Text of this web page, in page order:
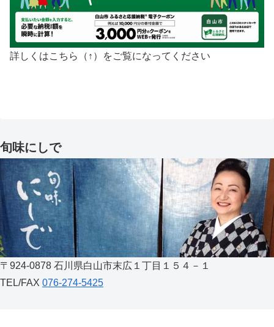
詳しくはこちら（↑）をご覧になってください
旬味にしで
〒924-0878 石川県白山市末広１丁目１５４－１
TEL/FAX 076-274-5425